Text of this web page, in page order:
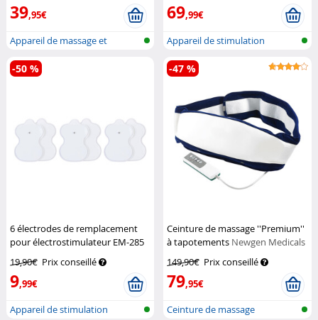
39,95€
Appareil de massage et
d'électro-st...
69,99€
Appareil de stimulation
EMS/TENS po...
6 électrodes de remplacement
pour électrostimulateur EM-285
19,90€ Prix conseillé
9,99€
-50 %
Appareil de stimulation
Ceinture de massage ''Premium''
à tapotements Newgen Medicals
149,90€ Prix conseillé
79,95€
-47 %
Ceinture de massage